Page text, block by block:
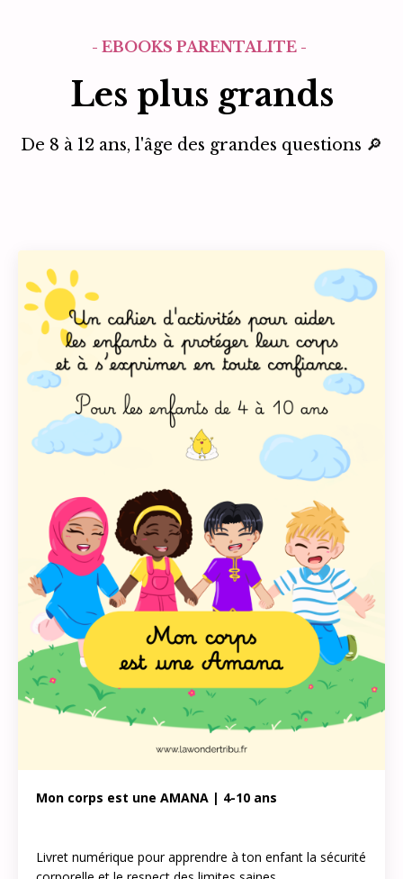
- EBOOKS PARENTALITÉ -
Les plus grands
De 8 à 12 ans, l'âge des grandes questions 🔎
Mon corps est une AMANA | 4-10 ans
Livret numérique pour apprendre à ton enfant la sécurité